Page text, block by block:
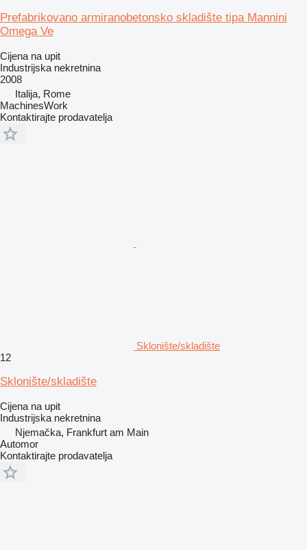
Prefabrikovano armiranobetonsko skladište tipa Mannini
Omega Ve
Cijena na upit
Industrijska nekretnina
2008
Italija, Rome
MachinesWork
Kontaktirajte prodavatelja
Sklonište/skladište
12
Sklonište/skladište
Cijena na upit
Industrijska nekretnina
Njemačka, Frankfurt am Main
Automor
Kontaktirajte prodavatelja